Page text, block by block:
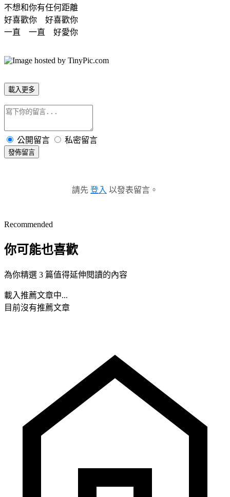
不想和你有任何距離
好喜歡你 好喜歡你
一直 一直 好愛你
載入更多
公開留言 私密留言
發佈留言
請先 登入 以發表留言。
Recommended
你可能也喜歡
為你精選 3 篇值得延伸閱讀的內容
載入推薦文章中...
目前沒有推薦文章